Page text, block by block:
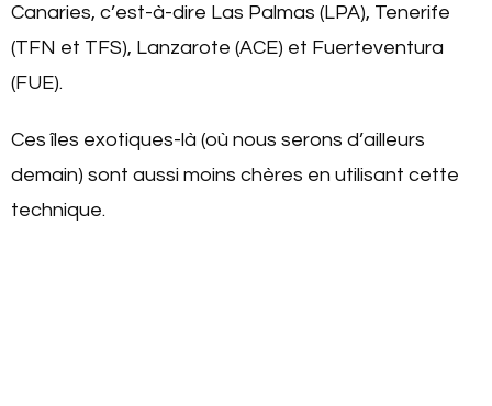
Canaries, c’est-à-dire Las Palmas (LPA), Tenerife
(TFN et TFS), Lanzarote (ACE) et Fuerteventura
(FUE).
Ces îles exotiques-là (où nous serons d’ailleurs
demain) sont aussi moins chères en utilisant cette
technique.